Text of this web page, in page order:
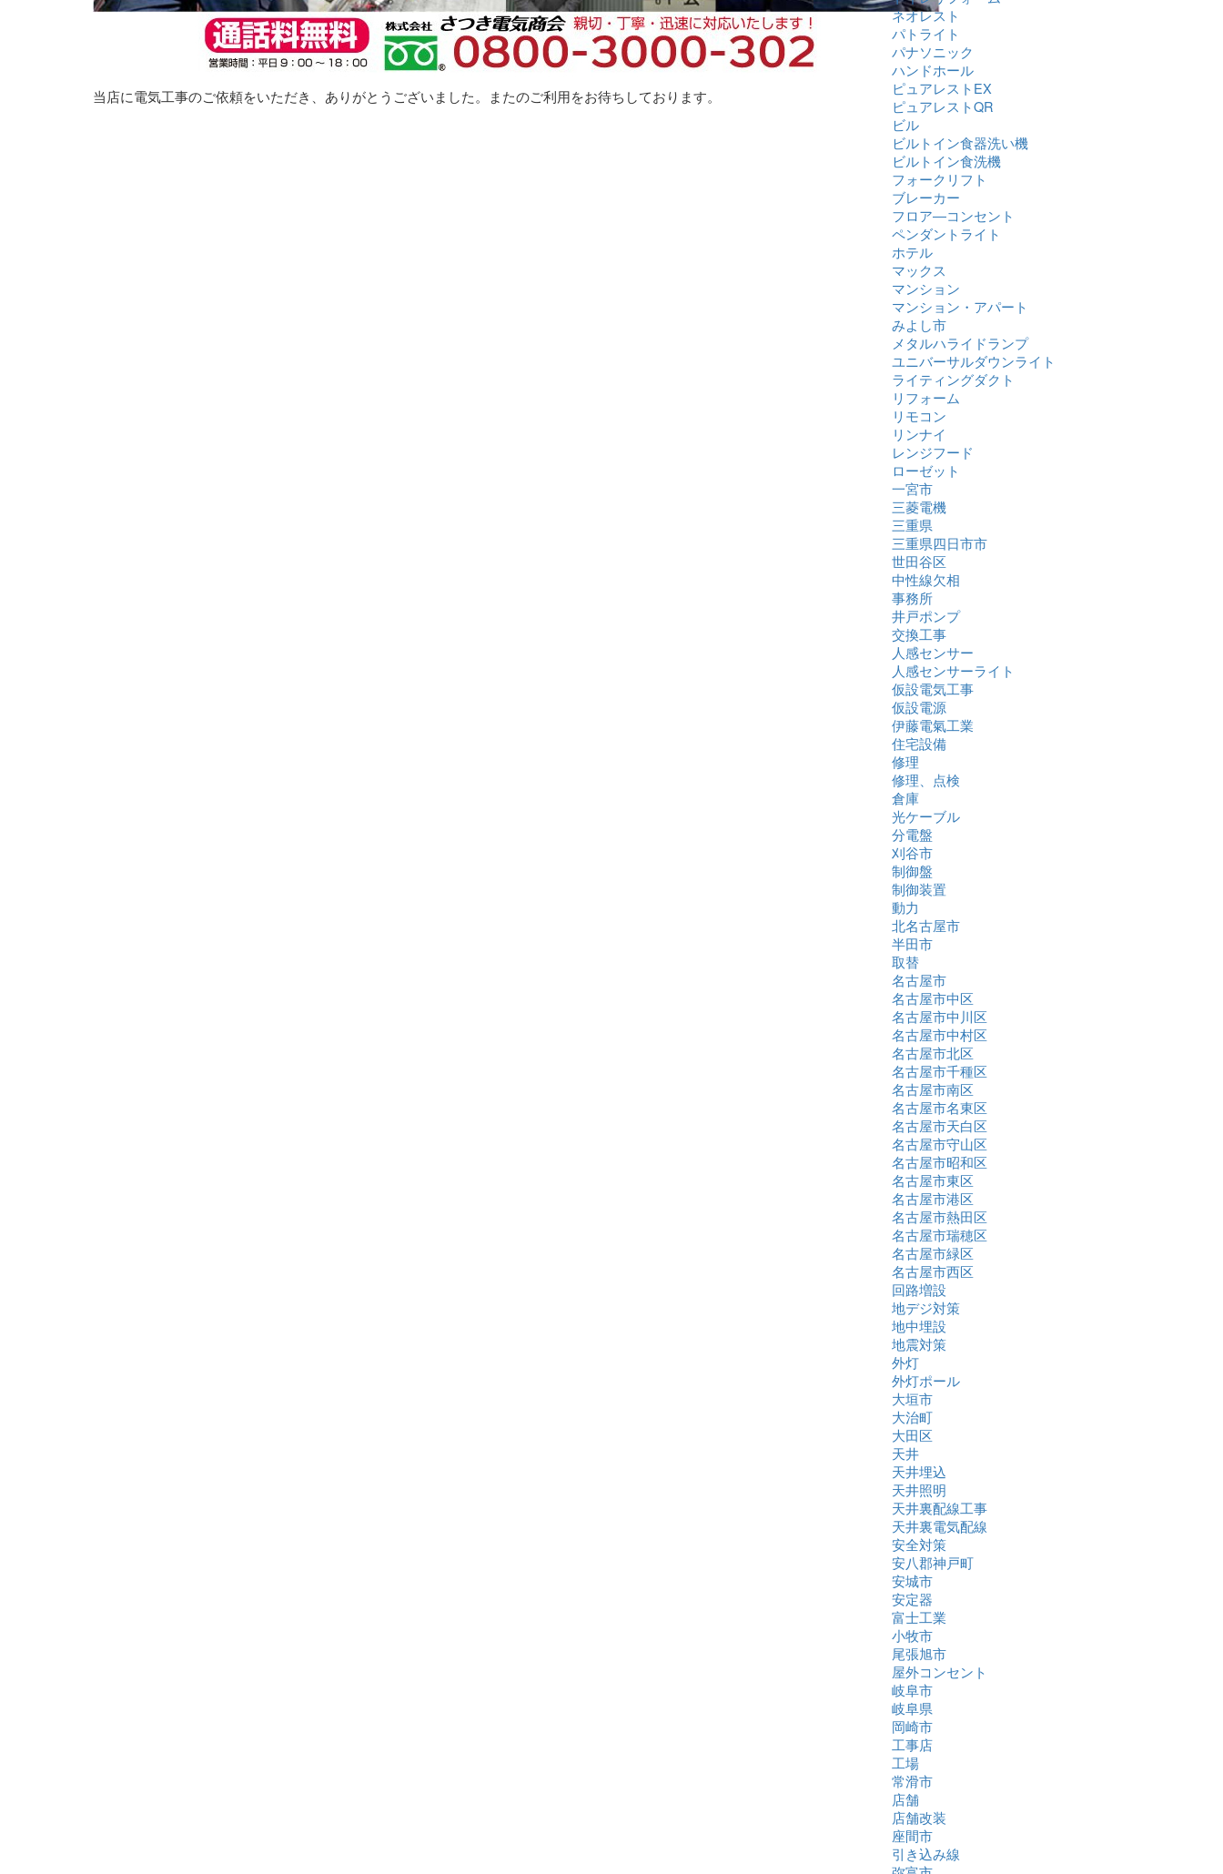
当店に電気工事のご依頼をいただき、ありがとうございました。またのご利用をお待ちしております。
ネオレスト
パトライト
パナソニック
ハンドホール
ピュアレストEX
ピュアレストQR
ビル
ビルトイン食器洗い機
ビルトイン食洗機
フォークリフト
ブレーカー
フロア―コンセント
ペンダントライト
ホテル
マックス
マンション
マンション・アパート
みよし市
メタルハライドランプ
ユニバーサルダウンライト
ライティングダクト
リフォーム
リモコン
リンナイ
レンジフード
ローゼット
一宮市
三菱電機
三重県
三重県四日市市
世田谷区
中性線欠相
事務所
井戸ポンプ
交換工事
人感センサー
人感センサーライト
仮設電気工事
仮設電源
伊藤電氣工業
住宅設備
修理
修理、点検
倉庫
光ケーブル
分電盤
刈谷市
制御盤
制御装置
動力
北名古屋市
半田市
取替
名古屋市
名古屋市中区
名古屋市中川区
名古屋市中村区
名古屋市北区
名古屋市千種区
名古屋市南区
名古屋市名東区
名古屋市天白区
名古屋市守山区
名古屋市昭和区
名古屋市東区
名古屋市港区
名古屋市熱田区
名古屋市瑞穂区
名古屋市緑区
名古屋市西区
回路増設
地デジ対策
地中埋設
地震対策
外灯
外灯ポール
大垣市
大治町
大田区
天井
天井埋込
天井照明
天井裏配線工事
天井裏電気配線
安全対策
安八郡神戸町
安城市
安定器
富士工業
小牧市
尾張旭市
屋外コンセント
岐阜市
岐阜県
岡崎市
工事店
工場
常滑市
店舗
店舗改装
座間市
引き込み線